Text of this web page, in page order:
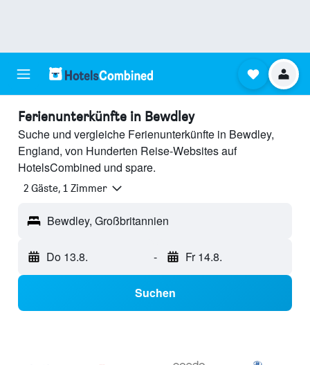
Ferienunterkünfte in Bewdley
Suche und vergleiche Ferienunterkünfte in Bewdley,
England, von Hunderten Reise-Websites auf
HotelsCombined und spare.
2 Gäste, 1 Zimmer
Bewdley, Großbritannien
Do 13.8. - Fr 14.8.
Suchen